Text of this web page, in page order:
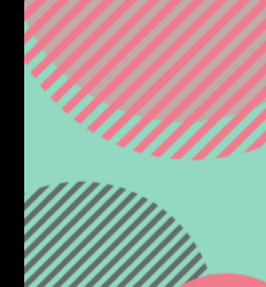
Skip to content